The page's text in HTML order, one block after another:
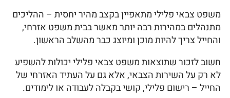
משפט צבאי פלילי מתאפיין בקצב מהיר יחסית – ההליכים
מתנהלים במהירות רבה יותר מאשר בבית משפט אזרחי,
והחייל צריך להיות מוכן ומיוצג כבר מהשלב הראשון.
חשוב לזכור שתוצאות משפט צבאי פלילי יכולות להשפיע
לא רק על השירות הצבאי, אלא גם על העתיד האזרחי של
החייל – רישום פלילי, קושי בקבלה לעבודה או לימודים.